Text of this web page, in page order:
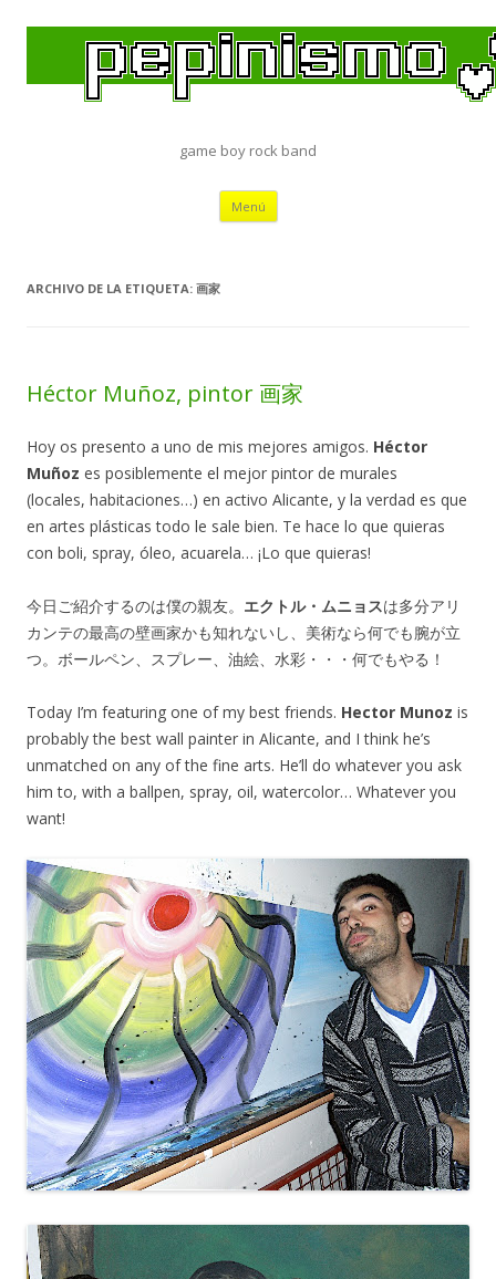
game boy rock band
Menú Saltar
contenido
ARCHIVO DE LA ETIQUETA: 画家
Héctor Muñoz, pintor 画家
Hoy os presento a uno de mis mejores amigos. Héctor
Muñoz es posiblemente el mejor pintor de murales
(locales, habitaciones…) en activo Alicante, y la verdad es que
en artes plásticas todo le sale bien. Te hace lo que quieras
con boli, spray, óleo, acuarela… ¡Lo que quieras!
今日ご紹介するのは僕の親友。 エクトル・ムニョスは多分アリ
カンテの最高の壁画家かも知れないし、美術なら何でも腕が立
つ。ボールペン、スプレー、油絵、水彩・・・何でもやる！
Today I’m featuring one of my best friends. Hector Munoz is
probably the best wall painter in Alicante, and I think he’s
unmatched on any of the fine arts. He’ll do whatever you ask
him to, with a ballpen, spray, oil, watercolor… Whatever you
want!